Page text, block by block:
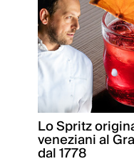
Lo Spritz
veneziani al
dal 1778